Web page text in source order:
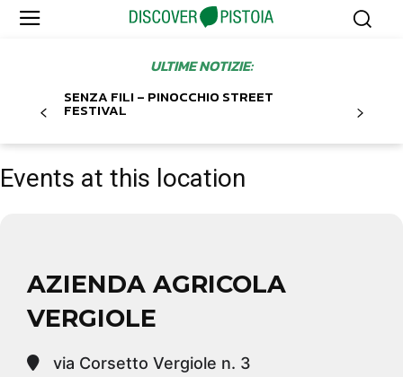
ULTIME NOTIZIE:
SENZA FILI – PINOCCHIO STREET
FESTIVAL
Events at this location
AZIENDA AGRICOLA
VERGIOLE
via Corsetto Vergiole n. 3